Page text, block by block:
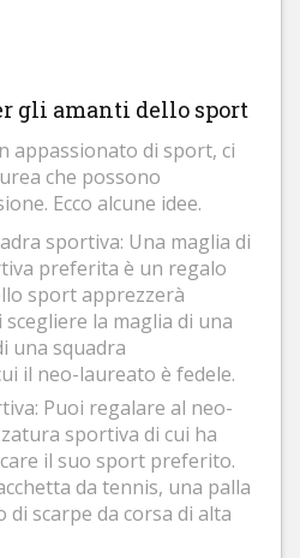
gli amanti dello sport
appassionato di sport, ci
che possono
Ecco alcune idee.
sportiva: Una maglia di
preferita è un regalo
sport apprezzerà
la maglia di una
una squadra
il neo-laureato è fedele.
Puoi regalare al neo-
sportiva di cui ha
il suo sport preferito.
da tennis, una palla
di scarpe da corsa di alta